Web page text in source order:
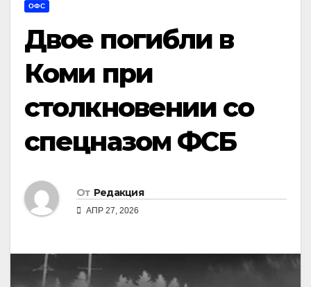
ОФС
Двое погибли в
Коми при
столкновении со
спецназом ФСБ
От Редакция
АПР 27, 2026